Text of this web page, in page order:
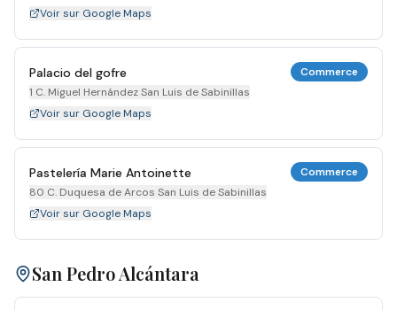
Voir sur Google Maps
Palacio del gofre
1 C. Miguel Hernández San Luis de Sabinillas
Commerce
Voir sur Google Maps
Pastelería Marie Antoinette
80 C. Duquesa de Arcos San Luis de Sabinillas
Commerce
Voir sur Google Maps
San Pedro Alcántara